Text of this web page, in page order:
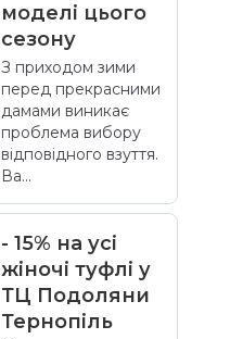
моделі цього
сезону
З приходом зими
перед прекрасними
дамами виникає
проблема вибору
відповідного взуття.
Ва...
- 15% на усі
жіночі туфлі у
ТЦ Подоляни
Тернопіль